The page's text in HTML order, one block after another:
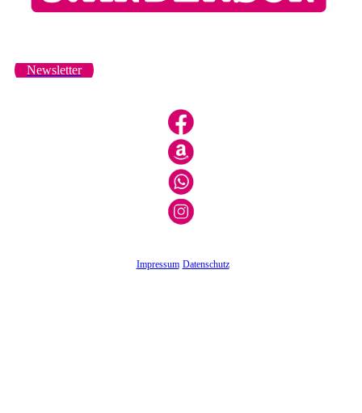
Newsletter
Impressum Datenschutz